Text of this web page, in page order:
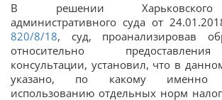
В решении Харьковского
административного суда от
820/8/18, суд, проанализировав
относительно
консультации, установил, что в
указано, по какому именно
использованию отдельных норм